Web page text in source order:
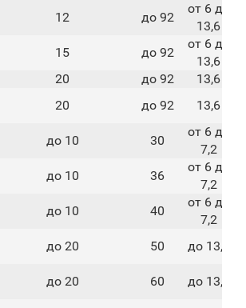
12 до 92
от 6 до
13,6
15 до 92
от 6 до
13,6
20 до 92
13,6
20 до 92
13,6
до 10 30
от 6 до
7,2
до 10 36
от 6 до
7,2
до 10 40
от 6 до
7,2
до 20 50
до 13,6
до 20 60
до 13,6